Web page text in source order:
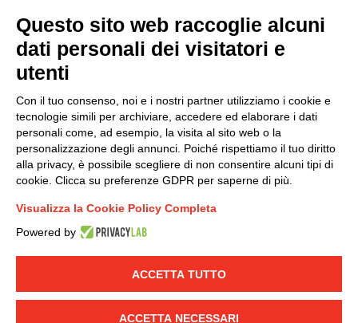
LINKEDIN YOUTUBE
© 2019 - DKC Europe - -
Cookie-Yourbiz
Modello organizzativo, gestione e controllo – D. lgs.
231/2001
Condizioni generali di vendita DKC Power Solutions
Condizioni generali di acquisto
Codice etico
Questo sito web raccoglie alcuni
dati personali dei visitatori e
utenti
Con il tuo consenso, noi e i nostri partner utilizziamo i cookie e
tecnologie simili per archiviare, accedere ed elaborare i dati
personali come, ad esempio, la visita al sito web o la
personalizzazione degli annunci. Poiché rispettiamo il tuo diritto
alla privacy, è possibile scegliere di non consentire alcuni tipi di
cookie. Clicca su preferenze GDPR per saperne di più.
Visualizza la Cookie Policy Completa
Powered by
ACCETTA TUTTO
ACCETTA NECESSARI